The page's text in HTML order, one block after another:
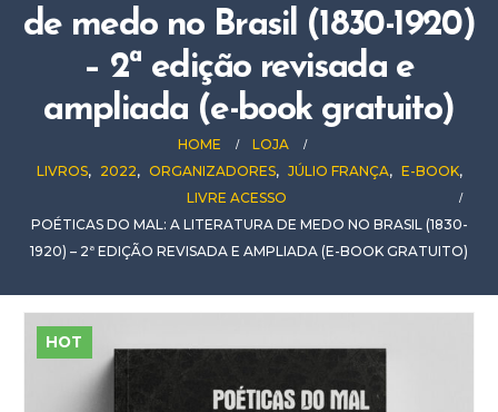
de medo no Brasil (1830-1920)
– 2ª edição revisada e
ampliada (e-book gratuito)
HOME
LOJA
LIVROS, 2022, ORGANIZADORES, JÚLIO FRANÇA, E-BOOK,
LIVRE ACESSO
POÉTICAS DO MAL: A LITERATURA DE MEDO NO BRASIL (1830-
1920) – 2ª EDIÇÃO REVISADA E AMPLIADA (E-BOOK GRATUITO)
HOT